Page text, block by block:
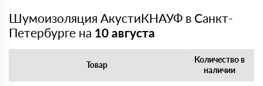
Шумоизоляция АкустиКНАУФ в Санкт-
Петербурге на 10 августа
Товар
Количество в
наличии